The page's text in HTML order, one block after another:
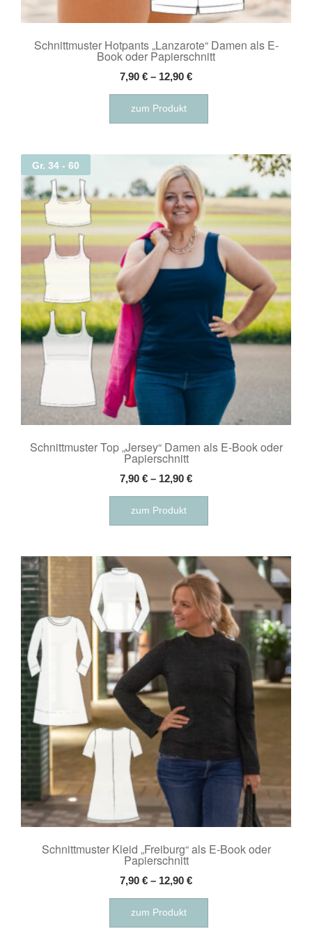
Schnittmuster Hotpants „Lanzarote“ Damen als E-
Book oder Papierschnitt
7,90 € – 12,90 €
zum Produkt
Dieses
weist
Varianten
Die
Optionen
können
auf
der
Produktseite
gewählt
werden
Gr. 34 - 60
Schnittmuster Top „Jersey“ Damen als E-Book oder
Papierschnitt
7,90 € – 12,90 €
zum Produkt
Dieses
weist
Varianten
auf.
Die
Optionen
können
Produktseite
Schnittmuster Kleid „Freiburg“ als E-Book oder
Papierschnitt
7,90 € – 12,90 €
zum Produkt
Dieses
weist